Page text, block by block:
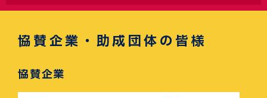
協賛企業・助成団体の皆様
協賛企業